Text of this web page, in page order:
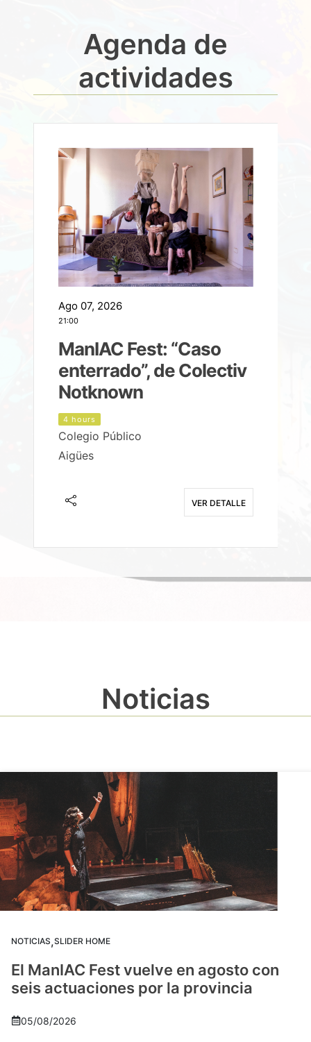
Agenda de
actividades
Ago 07, 2026
21:00
ManIAC Fest: “Caso
enterrado”, de Colectiv
Notknown
4 hours
Colegio Público
Aigües
VER DETALLE
Noticias
NOTICIAS,SLIDER HOME
El ManIAC Fest vuelve en agosto con
seis actuaciones por la provincia
05/08/2026